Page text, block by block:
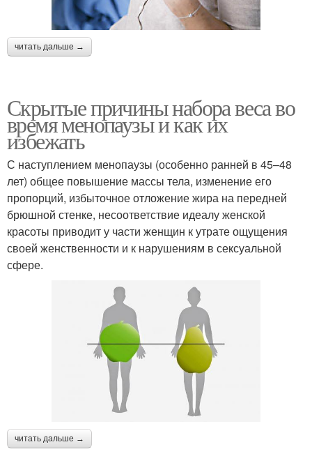
читать дальше →
Скрытые причины набора веса во
время менопаузы и как их
избежать
С наступлением менопаузы (особенно ранней в 45–48
лет) общее повышение массы тела, изменение его
пропорций, избыточное отложение жира на передней
брюшной стенке, несоответствие идеалу женской
красоты приводит у части женщин к утрате ощущения
своей женственности и к нарушениям в сексуальной
сфере.
читать дальше →